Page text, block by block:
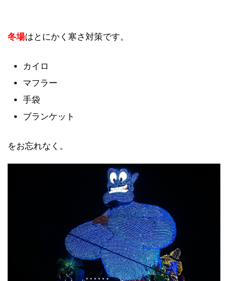
冬場はとにかく寒さ対策です。
カイロ
マフラー
手袋
ブランケット
をお忘れなく。